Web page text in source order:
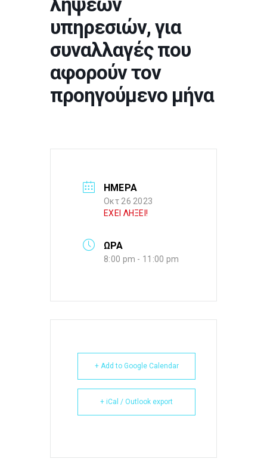
υπηρεσιών, για
συναλλαγές που
αφορούν τον
προηγούμενο μήνα
ΗΜΕΡΑ
Οκτ 26 2023
ΕΧΕΙ ΛΗΞΕΙ!
ΩΡΑ
8:00 pm - 11:00 pm
+ Add to Google Calendar
+ iCal / Outlook export